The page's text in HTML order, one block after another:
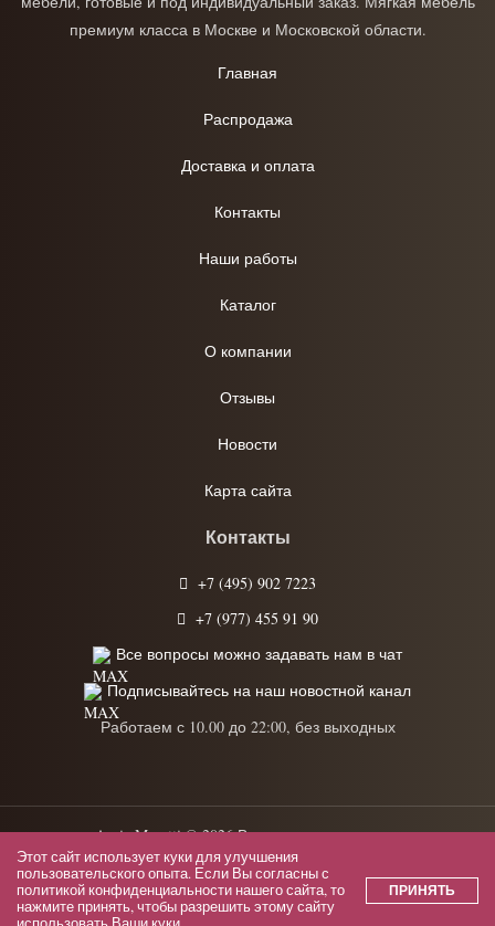
премиум класса в Москве и Московской области.
Главная
Распродажа
Доставка и оплата
Контакты
Наши работы
Каталог
О компании
Отзывы
Новости
Карта сайта
Контакты
+7 (495) 902 7223
+7 (977) 455 91 90
Все вопросы можно задавать нам в чат
Подписывайтесь на наш новостной канал
Работаем с 10.00 до 22:00, без выходных
Anrie Moretti © 2026 Все права защищены.
Политика конфиденциальности
Пользовательское соглашение
Этот сайт использует куки для улучшения
пользовательского опыта. Если Вы согласны с
политикой конфиденциальности нашего сайта, то
нажмите принять, чтобы разрешить этому сайту
ПРИНЯТЬ